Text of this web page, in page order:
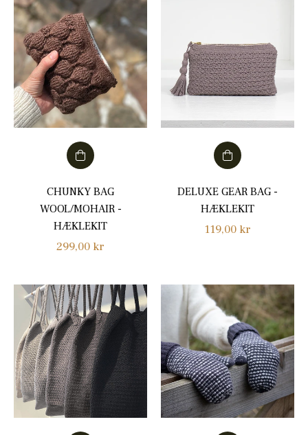
CHUNKY BAG
WOOL/MOHAIR -
HÆKLEKIT
Normalpris
299,00 kr
DELUXE GEAR BAG -
HÆKLEKIT
Normalpris
119,00 kr